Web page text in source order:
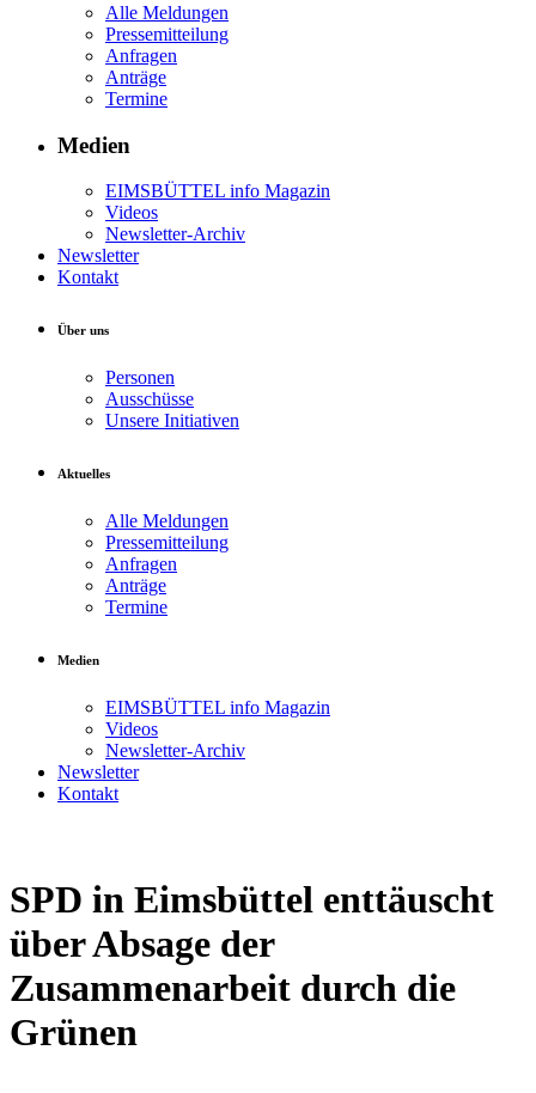
Alle Meldungen
Pressemitteilung
Anfragen
Anträge
Termine
Medien
EIMSBÜTTEL info Magazin
Videos
Newsletter-Archiv
Newsletter
Kontakt
Über uns
Personen
Ausschüsse
Unsere Initiativen
Aktuelles
Alle Meldungen
Pressemitteilung
Anfragen
Anträge
Termine
Medien
EIMSBÜTTEL info Magazin
Videos
Newsletter-Archiv
Newsletter
Kontakt
SPD in Eimsbüttel enttäuscht
über Absage der
Zusammenarbeit durch die
Grünen